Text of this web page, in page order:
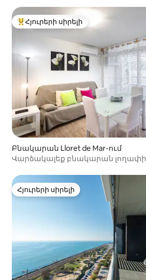
Հյուրերի սիրելի լավագույն տները
Հյուրերի սիրելի
Բնակարան Lloret de Mar-ում
Վարձակալեք բնակարան
Հյուրերի սիրելի
Հյուրերի սիրելի